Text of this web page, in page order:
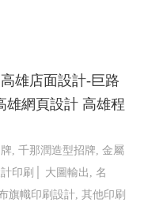
雄店面設計-巨路
雄網頁設計 高雄程
, 千那潤造型招牌, 金屬
印刷│ 大圖輸出, 名
旗幟印刷設計, 其他印刷